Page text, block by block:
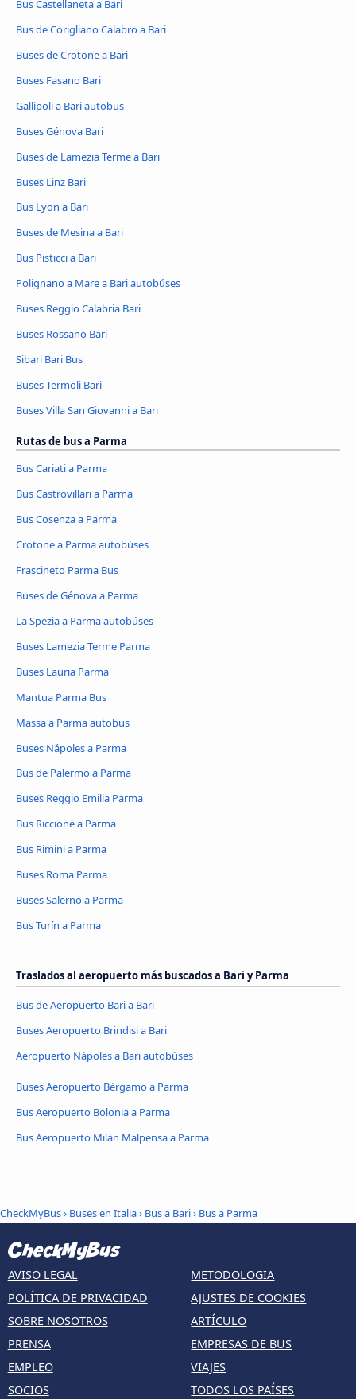
Bus Castellaneta a Bari
Bus de Corigliano Calabro a Bari
Buses de Crotone a Bari
Buses Fasano Bari
Gallipoli a Bari autobus
Buses Génova Bari
Buses de Lamezia Terme a Bari
Buses Linz Bari
Bus Lyon a Bari
Buses de Mesina a Bari
Bus Pisticci a Bari
Polignano a Mare a Bari autobúses
Buses Reggio Calabria Bari
Buses Rossano Bari
Sibari Bari Bus
Buses Termoli Bari
Buses Villa San Giovanni a Bari
Rutas de bus a Parma
Bus Cariati a Parma
Bus Castrovillari a Parma
Bus Cosenza a Parma
Crotone a Parma autobúses
Frascineto Parma Bus
Buses de Génova a Parma
La Spezia a Parma autobúses
Buses Lamezia Terme Parma
Buses Lauria Parma
Mantua Parma Bus
Massa a Parma autobus
Buses Nápoles a Parma
Bus de Palermo a Parma
Buses Reggio Emilia Parma
Bus Riccione a Parma
Bus Rimini a Parma
Buses Roma Parma
Buses Salerno a Parma
Bus Turín a Parma
Traslados al aeropuerto más buscados a Bari y Parma
Bus de Aeropuerto Bari a Bari
Buses Aeropuerto Brindisi a Bari
Aeropuerto Nápoles a Bari autobúses
Buses Aeropuerto Bérgamo a Parma
Bus Aeropuerto Bolonia a Parma
Bus Aeropuerto Milán Malpensa a Parma
CheckMyBus› Buses en Italia› Bus a Bari› Bus a Parma
AVISO LEGAL
POLÍTICA DE PRIVACIDAD
SOBRE NOSOTROS
PRENSA
EMPLEO
SOCIOS
METODOLOGIA
AJUSTES DE COOKIES
ARTÍCULO
EMPRESAS DE BUS
VIAJES
TODOS LOS PAÍSES